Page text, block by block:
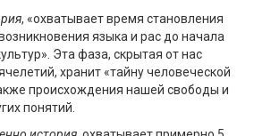
, «охватывает время становления
языка и рас до начала
Эта фаза, скрытая от нас
хранит «тайну человеческой
происхождения нашей свободы и
понятий.